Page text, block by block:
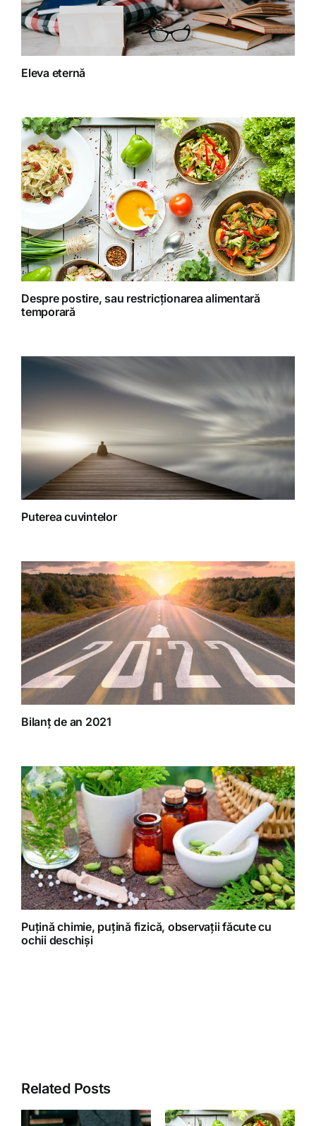
Fără categorie
Fitoterapie
Homeopatie
Retete fructariene
Retete preparate
Retete Raw (nepreparate termic)
Eleva eternă
Despre postire, sau restricționarea alimentară
temporară
Puterea cuvintelor
Bilanț de an 2021
Puțină chimie, puțină fizică, observații făcute cu
ochii deschiși
Related Posts